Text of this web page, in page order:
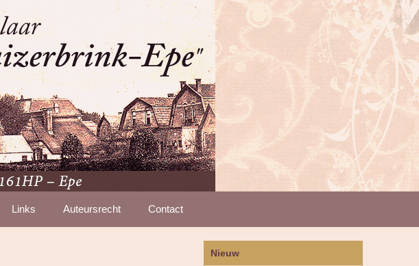
Links Auteursrecht Contact
Nieuw